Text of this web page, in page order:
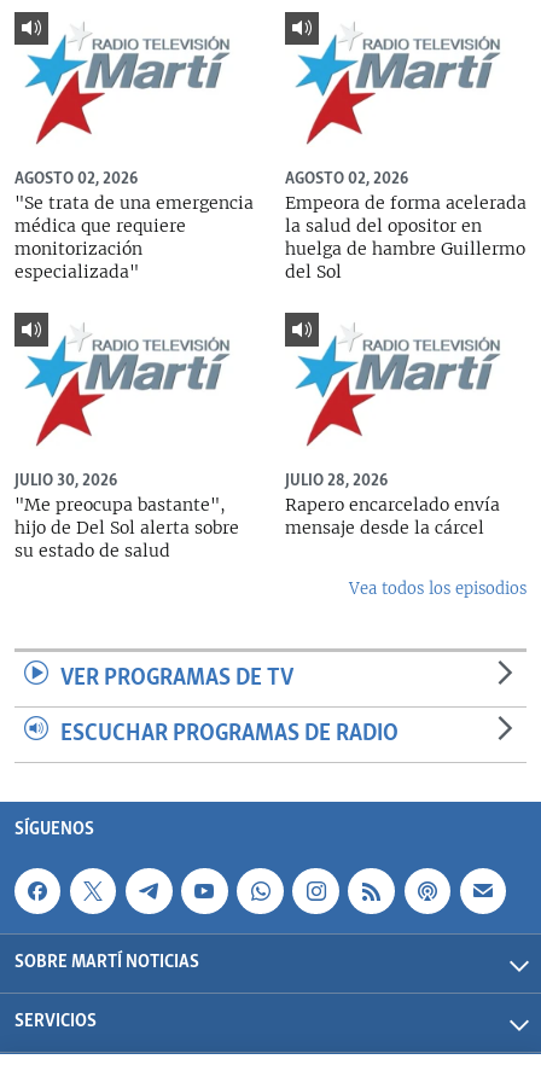
AGOSTO 02, 2026
"Se trata de una emergencia
médica que requiere
monitorización
especializada"
AGOSTO 02, 2026
Empeora de forma acelerada
la salud del opositor en
huelga de hambre Guillermo
del Sol
JULIO 30, 2026
"Me preocupa bastante",
hijo de Del Sol alerta sobre
su estado de salud
JULIO 28, 2026
Rapero encarcelado envía
mensaje desde la cárcel
Vea todos los episodios
VER PROGRAMAS DE TV
ESCUCHAR PROGRAMAS DE RADIO
SÍGUENOS
SOBRE MARTÍ NOTICIAS
SERVICIOS